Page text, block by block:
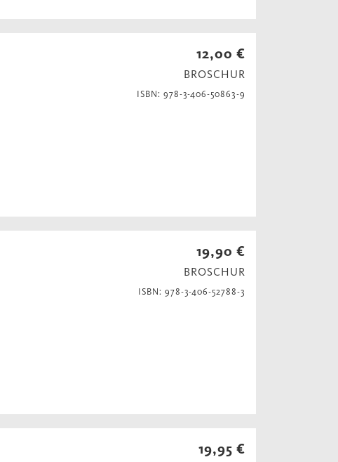
12,00 €
BROSCHUR
ISBN: 978-3-406-50863-9
19,90 €
BROSCHUR
ISBN: 978-3-406-52788-3
19,95 €